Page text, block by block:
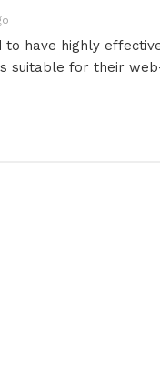
to have highly
suitable for their